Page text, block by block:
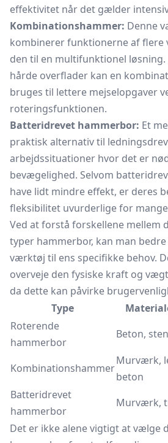
effektivitet når det gælder
Kombinationshammer: Denne
kombinerer funktionerne af
den til en multifunktionel løsning.
hårde overflader kan en
bruges til lettere mejselopgaver
roteringsfunktionen.
Batteridrevet hammerbor: Et
praktisk alternativ til
arbejdssituationer hvor det er
bevægelighed. Selvom
have lidt mindre effekt, er deres
fleksibilitet uvurderlige for
Ved at forstå forskellene mellem
typer hammerbor, kan man
værktøj til ens specifikke behov.
overveje den fysiske kraft og
da dette kan påvirke
Type
Roterende
hammerbor
Beton, sten
Kombinationshammer
Murværk,
beton
Batteridrevet
hammerbor
Murværk,
Det er ikke alene vigtigt at vælge